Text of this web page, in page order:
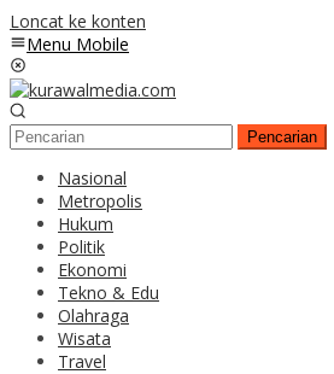
Loncat ke konten
Menu Mobile
Pencarian
Nasional
Metropolis
Hukum
Politik
Ekonomi
Tekno & Edu
Olahraga
Wisata
Travel